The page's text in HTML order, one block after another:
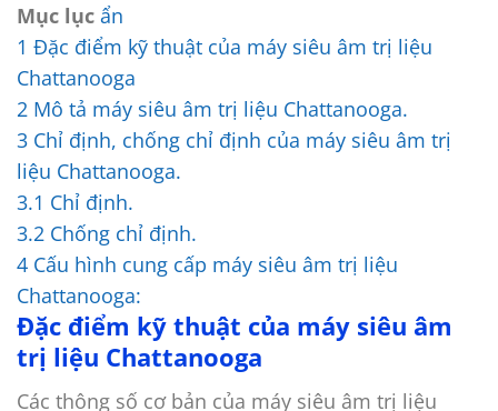
Mục lục ẩn
1 Đặc điểm kỹ thuật của máy siêu âm trị liệu
Chattanooga
2 Mô tả máy siêu âm trị liệu Chattanooga.
3 Chỉ định, chống chỉ định của máy siêu âm trị
liệu Chattanooga.
3.1 Chỉ định.
3.2 Chống chỉ định.
4 Cấu hình cung cấp máy siêu âm trị liệu
Chattanooga:
Đặc điểm kỹ thuật của máy siêu âm
trị liệu Chattanooga
Các thông số cơ bản của máy siêu âm trị liệu